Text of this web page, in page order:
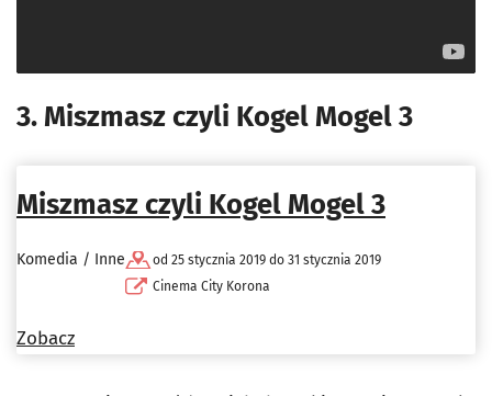
3. Miszmasz czyli Kogel Mogel 3
Miszmasz czyli Kogel Mogel 3
Komedia / Inne
od 25 stycznia 2019 do 31 stycznia 2019
Cinema City Korona
Zobacz